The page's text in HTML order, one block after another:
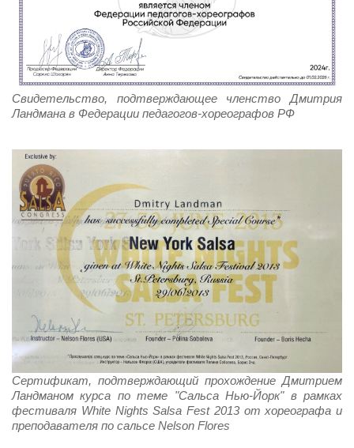
Свидетельство, подтверждающее членство Дмитрия
Ландмана в Федерации педагогов-хореографов РФ
Сертификат, подтверждающий прохождение Дмитрием
Ландманом курса по теме "Сальса Нью-Йорк" в рамках
фестиваля White Nights Salsa Fest 2013 от хореографа и
преподавателя по сальсе Nelson Flores